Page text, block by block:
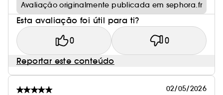
Avaliação originalmente publicada em sephora.fr
Esta avaliação foi útil para ti?
0 0
Reportar este conteúdo
02/05/2026